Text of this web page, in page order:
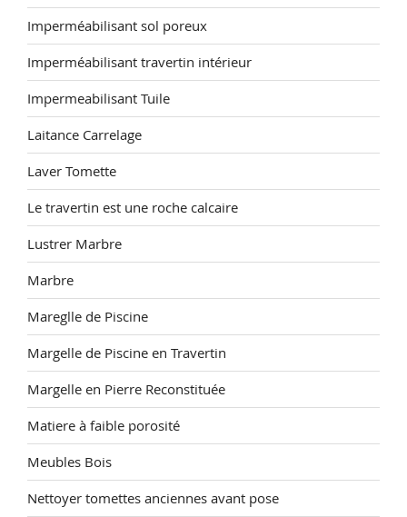
Imperméabilisant sol poreux
Imperméabilisant travertin intérieur
Impermeabilisant Tuile
Laitance Carrelage
Laver Tomette
Le travertin est une roche calcaire
Lustrer Marbre
Marbre
Mareglle de Piscine
Margelle de Piscine en Travertin
Margelle en Pierre Reconstituée
Matiere à faible porosité
Meubles Bois
Nettoyer tomettes anciennes avant pose